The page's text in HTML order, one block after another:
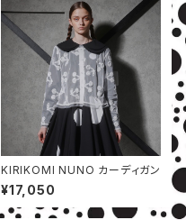
KIRIKOMI NUNO カーディガン
¥17,050